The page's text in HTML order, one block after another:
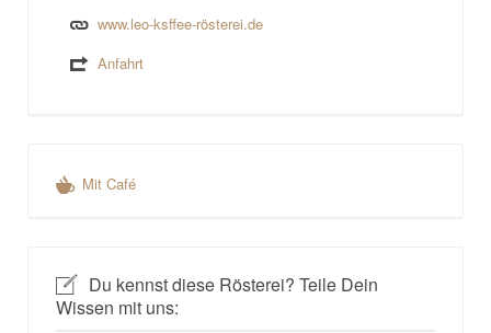
www.leo-ksffee-rösterei.de
Anfahrt
Mit Café
Du kennst diese Rösterei? Teile Dein
Wissen mit uns: